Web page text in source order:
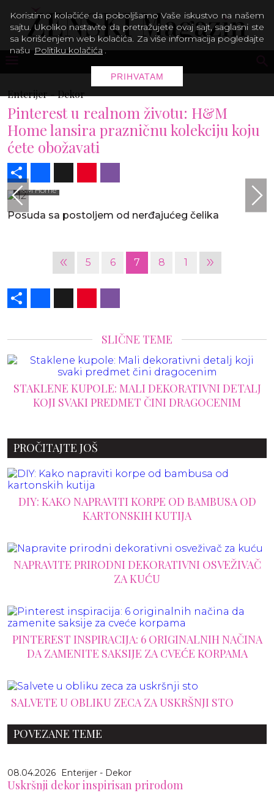
Enterijer -Dekor
Pinterest u realnom životu: H&M
Home lansira prazničnu kolekciju koju
ćete obožavati
H&M Home
Posuda sa postoljem od nerđajućeg čelika
« 5 6 7 8 1 »
SLIČNE TEME
DETALJ
13 KOMADA IZ ZARA HOME KOJI ĆE
OSVEŽITI VAŠ DOM I DATI MU
PROČITAJTE JOŠ
DIY: KAKO NAPRAVITI KORPE OD BAMBUSA OD
KARTONSKIH KUTIJA
NAPRAVITE PRIRODNI DEKORATIVNI OSVEŽIVAČ
ZA KUĆU
PINTEREST INSPIRACIJA: 6 ORIGINALNIH NAČINA
DA ZAMENITE SAKSIJE ZA CVEĆE KORPAMA
SALVETE U OBLIKU ZECA ZA USKRŠNJI STO
POVEZANE TEME
08.04.2026 Enterijer - Dekor
Uskršnji dekor inspirisan prirodom
Koristimo kolačiće da poboljšamo Vaše iskustvo na našem
sajtu. Ukoliko nastavite da pretražujete ovaj sajt, saglasni ste
sa korišćenjem web kolačića. Za više informacija pogledajte
našu Politiku kolačića .
PRIHVATAM